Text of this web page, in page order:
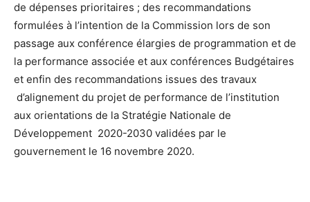
de dépenses prioritaires ; des recommandations
formulées à l’intention de la Commission lors de son
passage aux conférence élargies de programmation et de
la performance associée et aux conférences Budgétaires
et enfin des recommandations issues des travaux
d’alignement du projet de performance de l’institution
aux orientations de la Stratégie Nationale de
Développement 2020-2030 validées par le
gouvernement le 16 novembre 2020.